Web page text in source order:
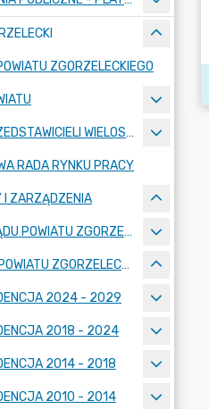
ZGORZELECKIEGO
RADA PRZEDSTAWICIELI WIELOSPECJALISTYCZNEGO ZESPOŁU OPIEKI ZDROWOTNEJ "BOLESŁAWIEC-ZGORZELEC" SAMODZIELNEGO PUBLICZNEGO ZAKŁADU OPIEKI ZDROWOTNEJ
RADA RYNKU PRACY
I ZARZĄDZENIA
ZARZĄDU POWIATU ZGORZELECKIEGO
RADY POWIATU ZGORZELECKIEGO
2024 - 2029
2018 - 2024
2014 - 2018
2010 - 2014